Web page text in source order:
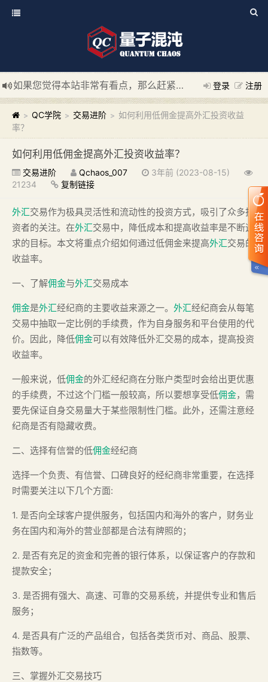
登录 注册
如果您觉得本站非常有看点，那么赶紧使用Ctrl+D 收藏我们吧
新添加量子混沌系统板块，欢迎大家访问！
---“量子混沌系
> QC学院 > 交易进阶 > 如何利用低佣金提高外汇投资收益
率？
如何利用低佣金提高外汇投资收益率？
交易进阶 Qchaos_007
3年前 (2023-08-15)
21234
复制链接
外汇交易作为极具灵活性和流动性的投资方式，吸引了众多投
资者的关注。在外汇交易中，降低成本和提高收益率是不断追
求的目标。本文将重点介绍如何通过低佣金来提高外汇交易的
收益率。
一、了解佣金与外汇交易成本
佣金是外汇经纪商的主要收益来源之一。 外汇经纪商会从每笔
交易中抽取一定比例的手续费，作为自身服务和平台使用的代
价。因此，降低佣金可以有效降低外汇交易的成本，提高投资
收益率。
一般来说，低佣金的外汇经纪商在分账户类型时会给出更优惠
的手续费，不过这个门槛一般较高，所以要想享受低佣金，需
要先保证自身交易量大于某些限制性门槛。此外，还需注意经
纪商是否有隐藏收费。
二、选择有信誉的低佣金经纪商
选择一个负责、有信誉、口碑良好的经纪商非常重要，在选择
时需要关注以下几个方面:
1. 是否向全球客户提供服务，包括国内和海外的客户，财务业
务在国内和海外的营业部都是合法有牌照的；
2. 是否有充足的资金和完善的银行体系，以保证客户的存款和
提款安全；
3. 是否拥有强大、高速、可靠的交易系统，并提供专业和售后
服务；
4. 是否具有广泛的产品组合，包括各类货币对、商品、股票、
指数等。
三、掌握外汇交易技巧